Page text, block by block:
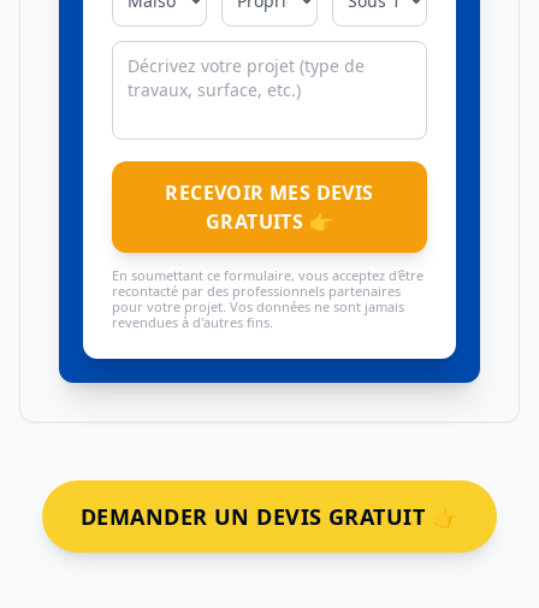
RECEVOIR MES DEVIS
GRATUITS 👉
En soumettant ce formulaire, vous acceptez d'être
recontacté par des professionnels partenaires
pour votre projet. Vos données ne sont jamais
revendues à d'autres fins.
DEMANDER UN DEVIS GRATUIT 👉